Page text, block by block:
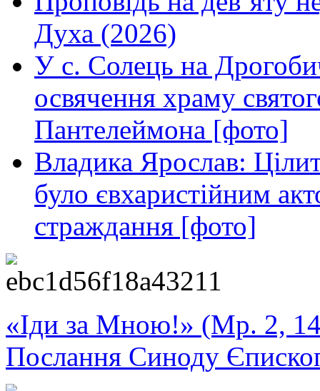
Духа (2026)
У с. Солець на
освячення храму
Пантелеймона [фото]
Владика Ярослав:
було євхаристійним
страждання [фото]
«Іди за Мною!» (Мр. 2,
Послання Синоду